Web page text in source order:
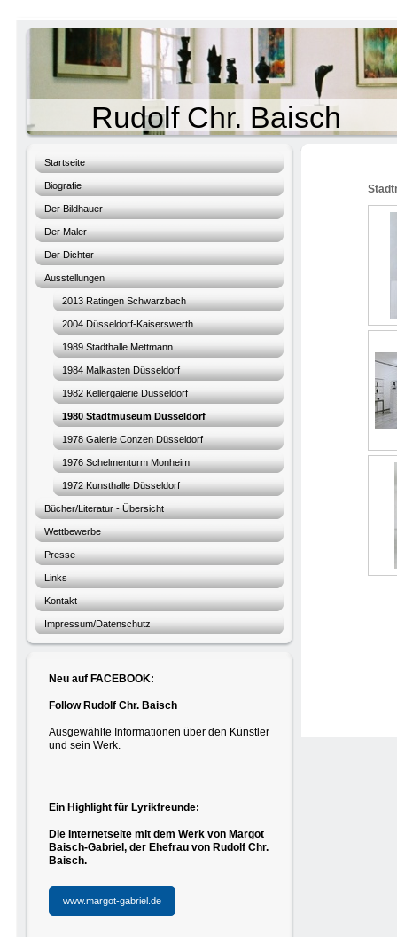
Rudolf Chr. Baisch
Startseite
Biografie
Der Bildhauer
Der Maler
Der Dichter
Ausstellungen
2013 Ratingen Schwarzbach
2004 Düsseldorf-Kaiserswerth
1989 Stadthalle Mettmann
1984 Malkasten Düsseldorf
1982 Kellergalerie Düsseldorf
1980 Stadtmuseum Düsseldorf
1978 Galerie Conzen Düsseldorf
1976 Schelmenturm Monheim
1972 Kunsthalle Düsseldorf
Bücher/Literatur - Übersicht
Wettbewerbe
Presse
Links
Kontakt
Impressum/Datenschutz
Neu auf FACEBOOK:
Follow Rudolf Chr. Baisch
Ausgewählte Informationen über den Künstler
und sein Werk.
Ein Highlight für Lyrikfreunde:
Die Internetseite mit dem Werk von Margot
Baisch-Gabriel, der Ehefrau von Rudolf Chr.
Baisch.
www.margot-gabriel.de